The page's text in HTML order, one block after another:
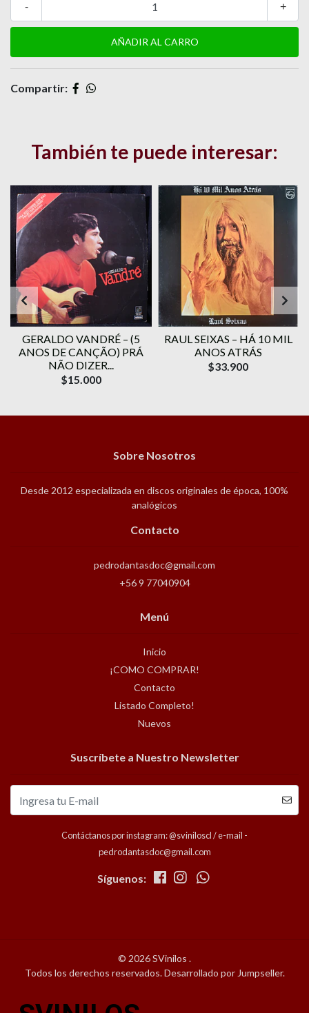
+
-
Compartir:
También te puede interesar:
GERALDO VANDRÉ ‎– (5
ANOS DE CANÇÃO) PRÁ
NÃO DIZER...
$15.000
RAUL SEIXAS – HÁ 10 MIL
ANOS ATRÁS
$33.900
Sobre Nosotros
Desde 2012 especializada en discos originales de época, 100%
analógicos
Contacto
pedrodantasdoc@gmail.com
+56 9 77040904
Menú
Inicio
¡COMO COMPRAR!
Contacto
Listado Completo!
Nuevos
Suscríbete a Nuestro Newsletter
Contáctanos por instagram: @sviniloscl / e-mail -
pedrodantasdoc@gmail.com
Síguenos:
© 2026 SVinilos .
Todos los derechos reservados.Desarrollado por Jumpseller.